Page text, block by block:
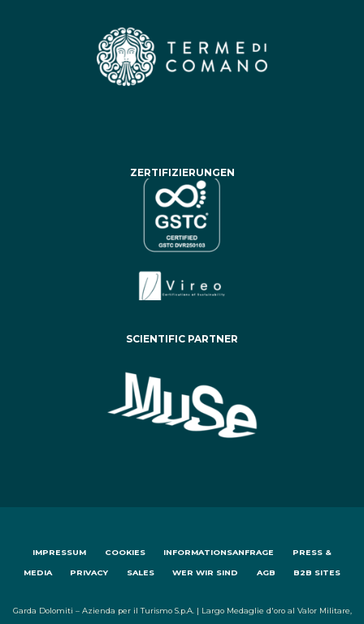
ZERTIFIZIERUNGEN
SCIENTIFIC PARTNER
IMPRESSUM COOKIES INFORMATIONSANFRAGE PRESS &
MEDIA PRIVACY SALES WER WIR SIND AGB B2B SITES
Garda Dolomiti – Azienda per il Turismo S.p.A. | Largo Medaglie d'oro al Valor Militare,